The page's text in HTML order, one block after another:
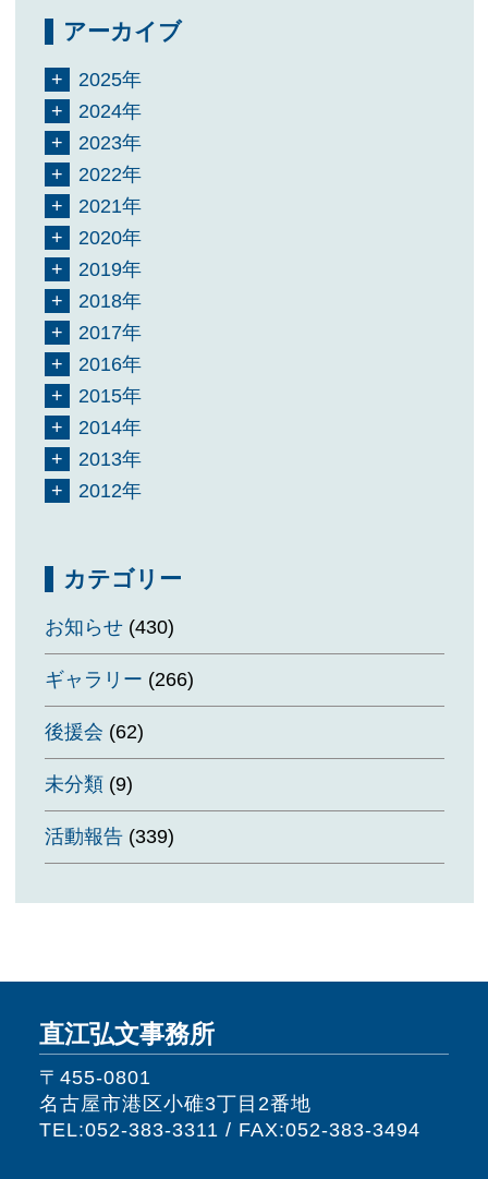
アーカイブ
2025年
2024年
2023年
2022年
2021年
2020年
2019年
2018年
2017年
2016年
2015年
2014年
2013年
2012年
カテゴリー
お知らせ(430)
ギャラリー (266)
後援会 (62)
未分類(9)
活動報告(339)
直江弘文事務所
〒455-0801
名古屋市港区小碓3丁目2番地
TEL:052-383-3311 / FAX:052-383-3494